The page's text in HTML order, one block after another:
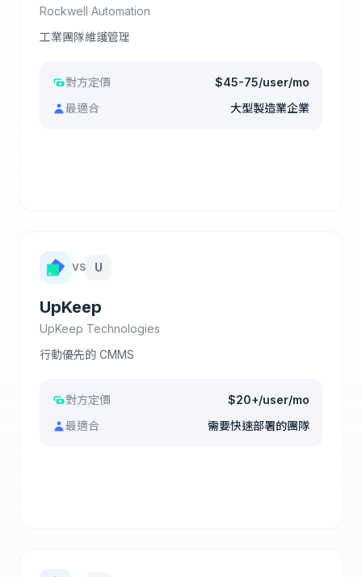
Rockwell Automation
工業團隊維護管理
對方定價
$45-75/user/mo
最適合
大型製造業企業
VS U
UpKeep
UpKeep Technologies
行動優先的 CMMS
對方定價
$20+/user/mo
最適合
需要快速部署的團隊